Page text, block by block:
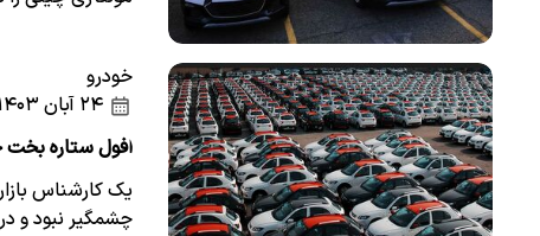
خودرو
افول ستاره بخت
یک کارشناس
چشمگیر نبود و